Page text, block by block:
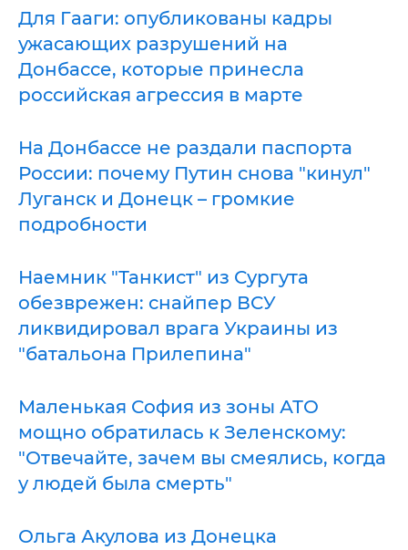
Для Гааги: опубликованы кадры
ужасающих разрушений на
Донбассе, которые принесла
российская агрессия в марте
На Донбассе не раздали паспорта
России: почему Путин снова "кинул"
Луганск и Донецк – громкие
подробности
Наемник "Танкист" из Сургута
обезврежен: снайпер ВСУ
ликвидировал врага Украины из
"батальона Прилепина"
Маленькая София из зоны АТО
мощно обратилась к Зеленскому:
"Отвечайте, зачем вы смеялись, когда
у людей была смерть"
Ольга Акулова из Донецка